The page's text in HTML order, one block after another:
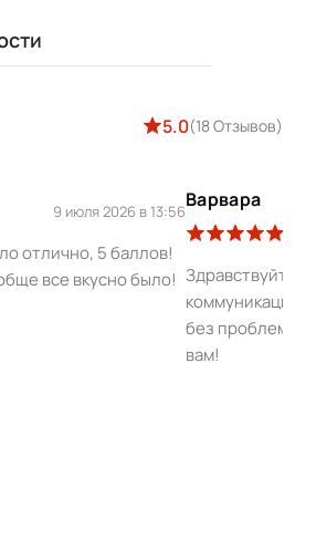
5.0(18 Отзывов)
9 июля 2026 в 13:56
отлично, 5 баллов!
все вкусно было!
Варвара
Здравствуйте,
коммуникация с
без проблем,
вам!